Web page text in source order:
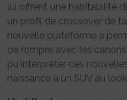
lui offrent une habitabilité
un profil de crossover de
nouvelle plateforme a
de rompre avec les
pu interpréter ces
naissance à un SUV au